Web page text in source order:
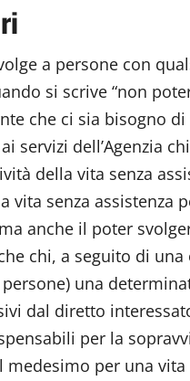
a persone con
si scrive “non
che ci sia bisogno
servizi dell’Agenzia
della vita senza
vita senza
anche il poter
chi, a seguito di
persone) una
dal diretto
per la
medesimo per una